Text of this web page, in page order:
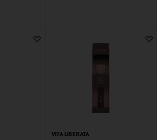
VITA LIBERATA